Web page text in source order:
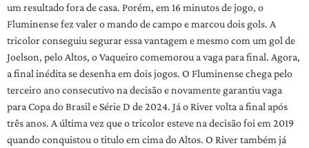
um resultado fora de casa. Porém, em 16 minutos de jogo, o
Fluminense fez valer o mando de campo e marcou dois gols. A
tricolor conseguiu segurar essa vantagem e mesmo com um gol de
Joelson, pelo Altos, o Vaqueiro comemorou a vaga para final. Agora,
a final inédita se desenha em dois jogos. O Fluminense chega pelo
terceiro ano consecutivo na decisão e novamente garantiu vaga
para Copa do Brasil e Série D de 2024. Já o River volta a final após
três anos. A última vez que o tricolor esteve na decisão foi em 2019
quando conquistou o titulo em cima do Altos. O River também já